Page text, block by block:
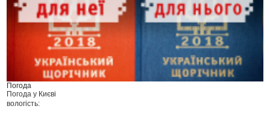
Погода
Погода у Києві
вологість: